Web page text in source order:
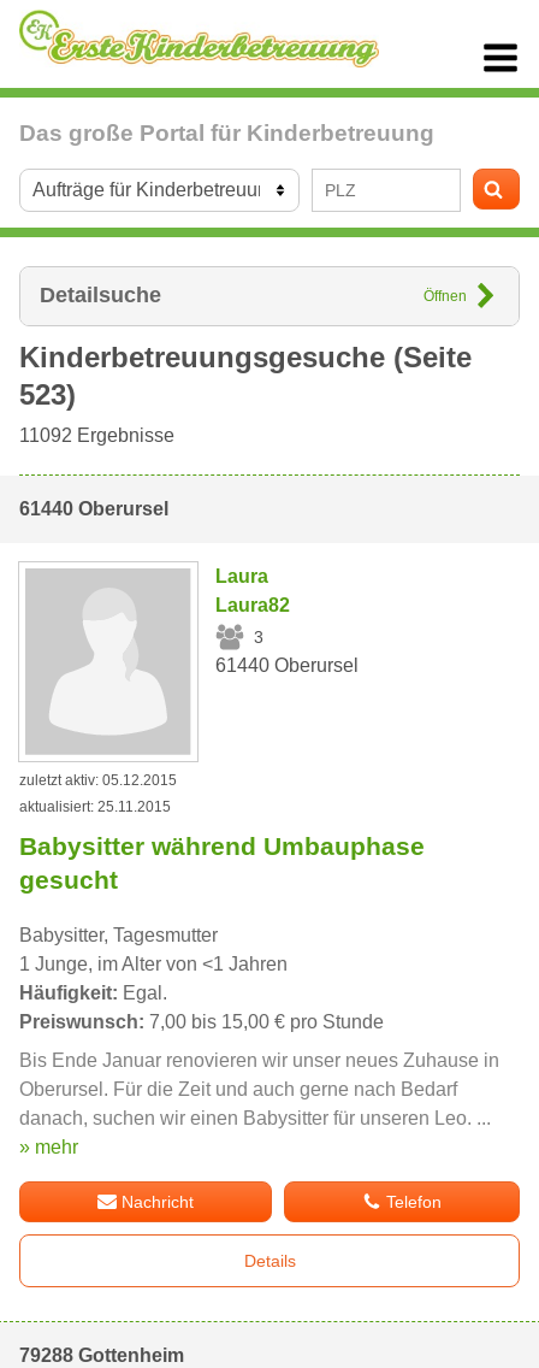
Das große Portal für Kinderbetreuung
Detailsuche Öffnen
Kinderbetreuungsgesuche (Seite
523)
11092 Ergebnisse
61440 Oberursel
Laura
Laura82
3
61440 Oberursel
zuletzt aktiv: 05.12.2015
aktualisiert: 25.11.2015
Babysitter während Umbauphase
gesucht
Babysitter, Tagesmutter
1 Junge, im Alter von <1 Jahren
Häufigkeit: Egal.
Preiswunsch: 7,00 bis 15,00 € pro Stunde
Bis Ende Januar renovieren wir unser neues Zuhause in
Oberursel. Für die Zeit und auch gerne nach Bedarf
danach, suchen wir einen Babysitter für unseren Leo. ...
» mehr
Nachricht Telefon
Details
79288 Gottenheim